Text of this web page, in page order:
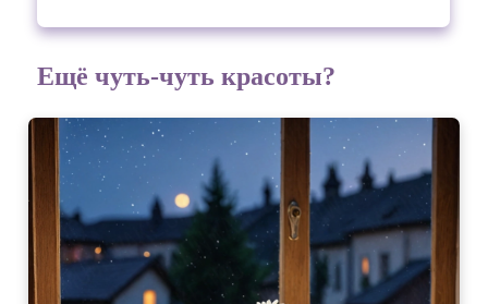
Ещё чуть-чуть красоты?